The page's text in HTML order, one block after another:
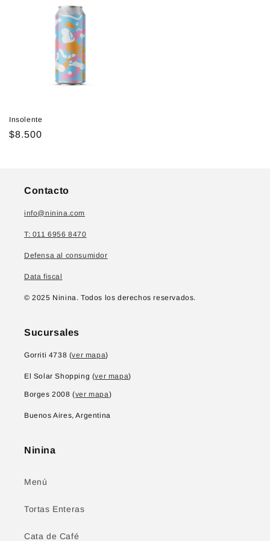
Insolente
Precio
$8.500
Contacto
info@ninina.com
T: 011 6956 8470
Defensa al consumidor
Data fiscal
© 2025 Ninina. Todos los derechos reservados.
Sucursales
Gorriti 4738 (ver mapa)
El Solar Shopping (ver mapa)
Borges 2008 (ver mapa)
Buenos Aires, Argentina
Ninina
Menú
Tortas Enteras
Cata de Café